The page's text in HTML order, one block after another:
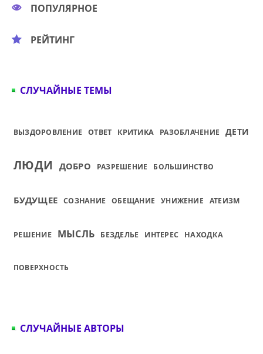
ПОПУЛЯРНОЕ
РЕЙТИНГ
СЛУЧАЙНЫЕ ТЕМЫ
ВЫЗДОРОВЛЕНИЕ ОТВЕТ КРИТИКА РАЗОБЛАЧЕНИЕ ДЕТИ
ЛЮДИ ДОБРО РАЗРЕШЕНИЕ БОЛЬШИНСТВО
БУДУЩЕЕ СОЗНАНИЕ ОБЕЩАНИЕ УНИЖЕНИЕ АТЕИЗМ
РЕШЕНИЕ МЫСЛЬ БЕЗДЕЛЬЕ ИНТЕРЕС НАХОДКА
ПОВЕРХНОСТЬ
СЛУЧАЙНЫЕ АВТОРЫ